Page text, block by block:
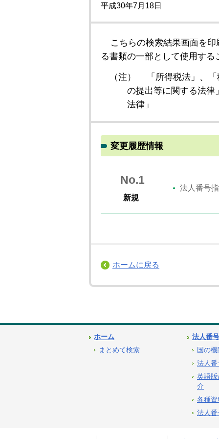
平成30年7月18日
こちらの検索結果画面を
る書類の一部として使用する
（注）
「所得税法」、
の提出等に関する法律
法律」
変更履歴情報
No.1
新規
法人番号
ホームに戻る
ホーム
まとめて検索
法人番
国の
法人
英語
介
各種
法人